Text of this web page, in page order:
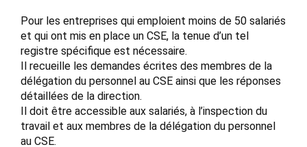
Pour les entreprises qui emploient moins de 50 salariés
et qui ont mis en place un CSE, la tenue d’un tel
registre spécifique est nécessaire.
Il recueille les demandes écrites des membres de la
délégation du personnel au CSE ainsi que les réponses
détaillées de la direction.
Il doit être accessible aux salariés, à l’inspection du
travail et aux membres de la délégation du personnel
au CSE.